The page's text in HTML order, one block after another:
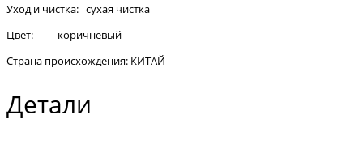
Уход и чистка: сухая чистка
Цвет: коричневый
Страна происхождения: КИТАЙ
Детали